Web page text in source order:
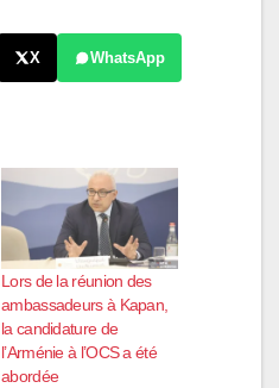
X WhatsApp
Lors de la réunion des
ambassadeurs à Kapan,
la candidature de
l’Arménie à l’OCS a été
abordée